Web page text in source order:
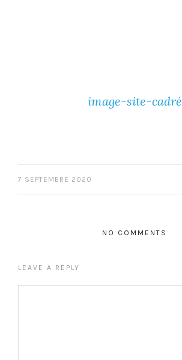
image-site-cadré
7 SEPTEMBRE 2020
NO COMMENTS
LEAVE A REPLY